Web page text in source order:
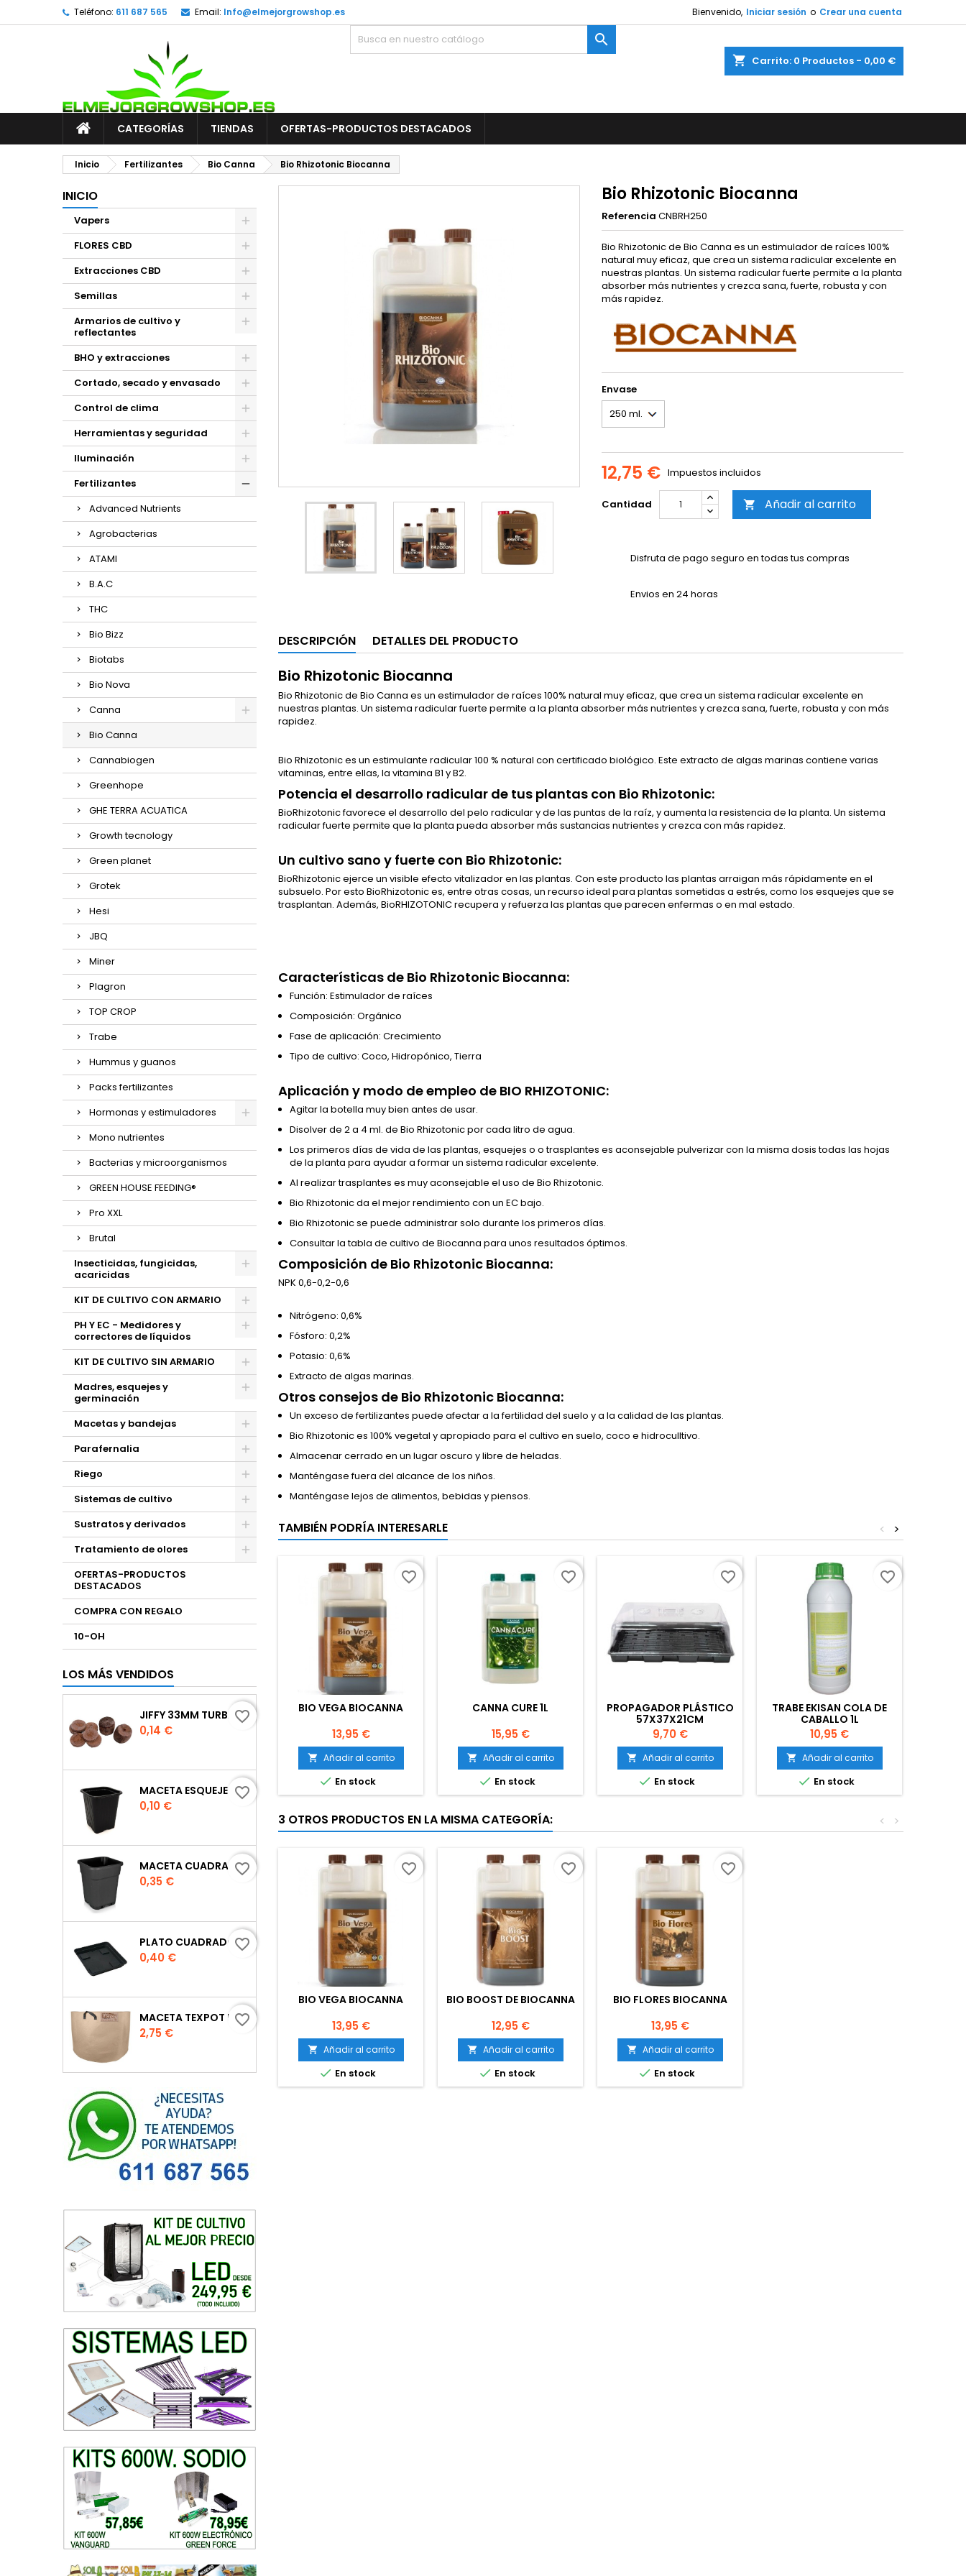
Teléfono: 611 687 565 Email: Info@elmejorgrowshop.es Bienvenido, Iniciar sesión o Crear una cuenta
shopping_cart Carrito: 0 Productos - 0,00 €

CATEGORÍAS TIENDAS OFERTAS-PRODUCTOS DESTACADOS
Inicio Fertilizantes Bio Canna Bio Rhizotonic Biocanna
INICIO
Vapers
FLORES CBD
Extracciones CBD
Semillas
Armarios de cultivo y
reflectantes
BHO y extracciones
Cortado, secado y envasado
Control de clima
Herramientas y seguridad
Iluminación
Fertilizantes
Advanced Nutrients
Agrobacterias
ATAMI
B.A.C
THC
Bio Bizz
Biotabs
Bio Nova
Canna
Bio Canna
Cannabiogen
Greenhope
GHE TERRA ACUATICA
Growth tecnology
Green planet
Grotek
Hesi
JBQ
Miner
Plagron
TOP CROP
Trabe
Hummus y guanos
Packs fertilizantes
Hormonas y estimuladores
Mono nutrientes
Bacterias y microorganismos
GREEN HOUSE FEEDING®
Pro XXL
Brutal
Insecticidas, fungicidas,
acaricidas
KIT DE CULTIVO CON ARMARIO
PH Y EC - Medidores y
correctores de líquidos
KIT DE CULTIVO SIN ARMARIO
Madres, esquejes y
germinación
Macetas y bandejas
Parafernalia
Riego
Sistemas de cultivo
Sustratos y derivados
Tratamiento de olores
OFERTAS-PRODUCTOS
DESTACADOS
COMPRA CON REGALO
10-OH
LOS MÁS VENDIDOS
JIFFY 33MM TURBA
Precio
0,14 €
favorite_border
MACETA ESQUEJE 7X7X8 CM.
Precio
0,10 €
favorite_border
MACETA CUADRADA NEGRA
Precio
0,35 €
favorite_border
PLATO CUADRADO PARA MACETA
Precio
0,40 €
favorite_border
MACETA TEXPOT URBAN COLOR ARENA
Precio
2,75 €
favorite_border
Bio Rhizotonic Biocanna
Referencia CNBRH250
Bio Rhizotonic de Bio Canna es un estimulador de raíces 100%
natural muy eficaz, que crea un sistema radicular excelente en
nuestras plantas. Un sistema radicular fuerte permite a la planta
absorber más nutrientes y crezca sana, fuerte, robusta y con
más rapidez.
Envase
12,75 € Impuestos incluidos
Cantidad  Añadir al carrito
Disfruta de pago seguro en todas tus compras
Envios en 24 horas
DESCRIPCIÓN DETALLES DEL PRODUCTO
Bio Rhizotonic Biocanna
Bio Rhizotonic de Bio Canna es un estimulador de raíces 100% natural muy eficaz, que crea un sistema radicular excelente en
nuestras plantas. Un sistema radicular fuerte permite a la planta absorber más nutrientes y crezca sana, fuerte, robusta y con más
rapidez.
Bio Rhizotonic es un estimulante radicular 100 % natural con certificado biológico. Este extracto de algas marinas contiene varias
vitaminas, entre ellas, la vitamina B1 y B2.
Potencia el desarrollo radicular de tus plantas con Bio Rhizotonic:
BioRhizotonic favorece el desarrollo del pelo radicular y de las puntas de la raíz, y aumenta la resistencia de la planta. Un sistema
radicular fuerte permite que la planta pueda absorber más sustancias nutrientes y crezca con más rapidez.
Un cultivo sano y fuerte con Bio Rhizotonic:
BioRhizotonic ejerce un visible efecto vitalizador en las plantas. Con este producto las plantas arraigan más rápidamente en el
subsuelo. Por esto BioRhizotonic es, entre otras cosas, un recurso ideal para plantas sometidas a estrés, como los esquejes que se
trasplantan. Además, BioRHIZOTONIC recupera y refuerza las plantas que parecen enfermas o en mal estado.
Características de Bio Rhizotonic Biocanna:
Función: Estimulador de raíces
Composición: Orgánico
Fase de aplicación: Crecimiento
Tipo de cultivo: Coco, Hidropónico, Tierra
Aplicación y modo de empleo de BIO RHIZOTONIC:
Agitar la botella muy bien antes de usar.
Disolver de 2 a 4 ml. de Bio Rhizotonic por cada litro de agua.
Los primeros días de vida de las plantas, esquejes o o trasplantes es aconsejable pulverizar con la misma dosis todas las hojas
de la planta para ayudar a formar un sistema radicular excelente.
Al realizar trasplantes es muy aconsejable el uso de Bio Rhizotonic.
Bio Rhizotonic da el mejor rendimiento con un EC bajo.
Bio Rhizotonic se puede administrar solo durante los primeros días.
Consultar la tabla de cultivo de Biocanna para unos resultados óptimos.
Composición de Bio Rhizotonic Biocanna:
NPK 0,6-0,2-0,6
Nitrógeno: 0,6%
Fósforo: 0,2%
Potasio: 0,6%
Extracto de algas marinas.
Otros consejos de Bio Rhizotonic Biocanna:
Un exceso de fertilizantes puede afectar a la fertilidad del suelo y a la calidad de las plantas.
Bio Rhizotonic es 100% vegetal y apropiado para el cultivo en suelo, coco e hidroculltivo.
Almacenar cerrado en un lugar oscuro y libre de heladas.
Manténgase fuera del alcance de los niños.
Manténgase lejos de alimentos, bebidas y piensos.
TAMBIÉN PODRÍA INTERESARLE >
<
BIO VEGA BIOCANNA
Precio
13,95 €
 Añadir al carrito
 En stock
favorite_border
CANNA CURE 1L
Precio
15,95 €
 Añadir al carrito
 En stock
favorite_border
PROPAGADOR PLÁSTICO
57X37X21CM
Precio
9,70 €
 Añadir al carrito
 En stock
favorite_border
TRABE EKISAN COLA DE
CABALLO 1L
Precio
10,95 €
 Añadir al carrito
 En stock
favorite_border
3 OTROS PRODUCTOS EN LA MISMA CATEGORÍA: >
<
BIO VEGA BIOCANNA
Precio
13,95 €
 Añadir al carrito
 En stock
favorite_border
BIO BOOST DE BIOCANNA
Precio
12,95 €
 Añadir al carrito
 En stock
favorite_border
BIO FLORES BIOCANNA
Precio
13,95 €
 Añadir al carrito
 En stock
favorite_border